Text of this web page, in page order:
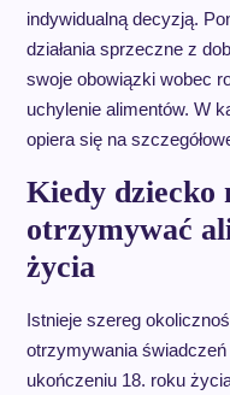
indywidualną decyzją.
działania sprzeczne z
swoje obowiązki wobec
uchylenie alimentów. W
opiera się na
Kiedy dziecko
otrzymywać
życia
Istnieje szereg
otrzymywania
ukończeniu 18. roku